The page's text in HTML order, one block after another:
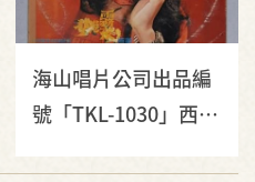
海山唱片公司出品編
號「TKL-1030」西